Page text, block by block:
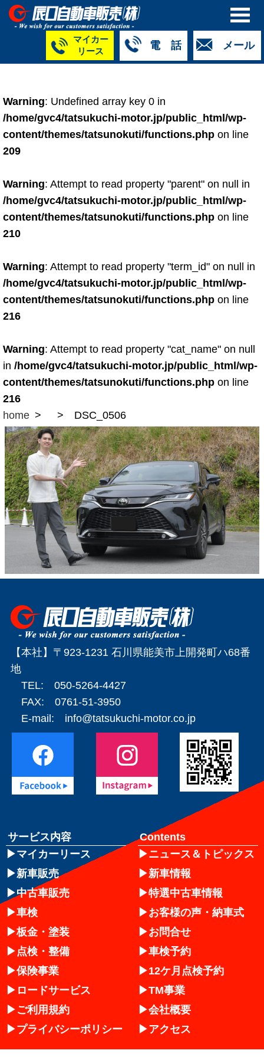
メール
電 話
4427
050-5268-
8009
2318
0024
2424
4430
マイカー
リース
Warning: Undefined array key 0 in
/home/gvc4/tatsukuchi-motor.jp/public_html/wp-
content/themes/tatsunokuti/functions.php on line
209
Warning: Attempt to read property "parent" on null in
/home/gvc4/tatsukuchi-motor.jp/public_html/wp-
content/themes/tatsunokuti/functions.php on line
210
Warning: Attempt to read property "term_id" on null in
/home/gvc4/tatsukuchi-motor.jp/public_html/wp-
content/themes/tatsunokuti/functions.php on line
216
Warning: Attempt to read property "cat_name" on null
in /home/gvc4/tatsukuchi-motor.jp/public_html/wp-
content/themes/tatsunokuti/functions.php on line
216
home
DSC_0506
【本社】〒923-1231 石川県能美市上開発町ハ68番
地
TEL: 050-5264-4427
FAX: 0761-51-3950
E-mail: info@tatsukuchi-motor.co.jp
サービス内容
マイカーリース
新車販売
中古車販売
車検
板金・塗装
点検・整備
保険事業
ロードサービス
ご利用規約
プライバシーポリシー
Contents
ニュース＆トピックス
新車情報
特選中古車情報
お客様の声・納車式
お問合せ
車検予約
12ケ月点検予約
TM事業
会社概要
アクセス